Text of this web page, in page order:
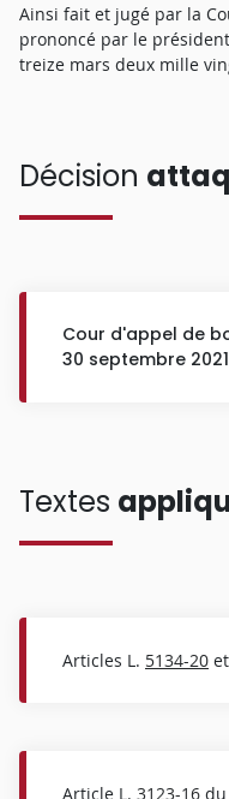
Ainsi fait et jugé par la
prononcé par le
treize mars deux mille
Décision
Cour d'appel de
30 septembre
Textes
Articles L. 5134-20
Article L. 3123-16 du